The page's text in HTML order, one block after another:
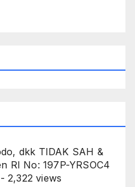
dkk TIDAK SAH &
RI No: 197P-YRSOC4
- 2,322 views